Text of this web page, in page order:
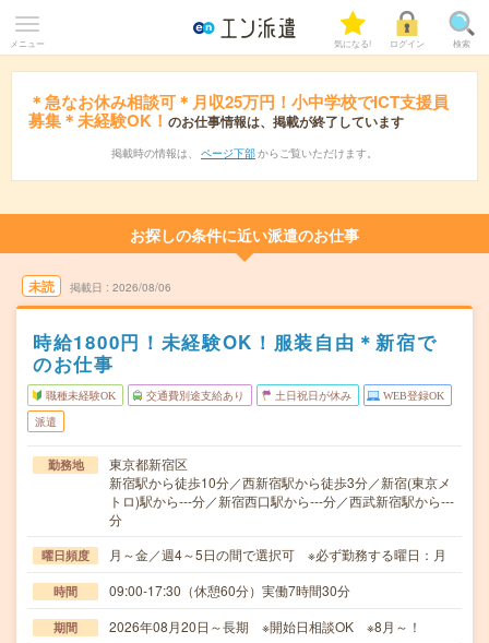
メニュー 気になる! ログイン 検索
＊急なお休み相談可＊月収25万円！小中学校でICT支援員
募集＊未経験OK！ のお仕事情報は、掲載が終了しています
掲載時の情報は、 ページ下部 からご覧いただけます。
お探しの条件に近い派遣のお仕事
未読 掲載日 2026/08/06
時給1800円！未経験OK！服装自由＊新宿で
のお仕事
職種未経験OK 交通費別途支給あり 土日祝日が休み WEB登録OK
派遣
勤務地
東京都新宿区
新宿駅から徒歩10分／西新宿駅から徒歩3分／新宿(東京メ
トロ)駅から---分／新宿西口駅から---分／西武新宿駅から---
分
曜日頻度 月～金／週4～5日の間で選択可 ※必ず勤務する曜日：月
時間 09:00-17:30（休憩60分）実働7時間30分
期間 2026年08月20日～長期 ※開始日相談OK ※8月～！